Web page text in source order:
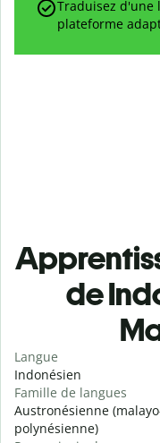
Traduisez d'une
plateforme
de
Langue
Indonésien
Famille de langues
Austronésienne
polynésienne)